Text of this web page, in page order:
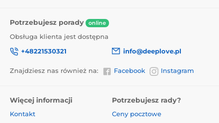
Potrzebujesz porady online
Obsługa klienta jest dostępna
+48221530321
info@deeplove.pl
Znajdziesz nas również na: Facebook Instagram
Więcej informacji
Kontakt
Potrzebujesz rady?
Ceny pocztowe